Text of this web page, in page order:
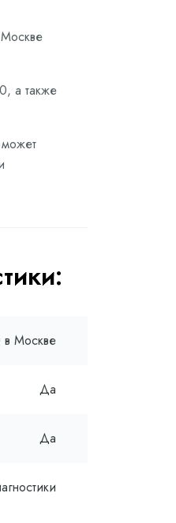
а также
может
Москве
Да
Да